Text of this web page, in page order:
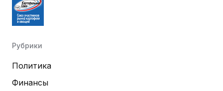
Рубрики
Политика
Финансы